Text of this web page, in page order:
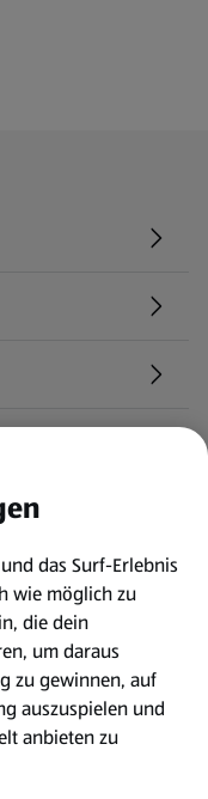
das Surf-Erlebnis
wie möglich zu
die dein
um daraus
zu gewinnen, auf
auszuspielen und
anbieten zu